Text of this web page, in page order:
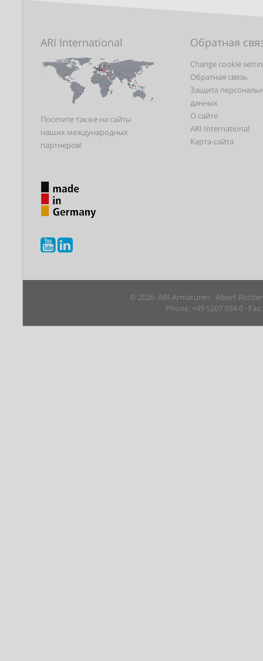
ARI International
Посетите также на сайты
наших международных
партнеров!
Обратная
Change cookie
Обратная связь
Защита
данных
О сайте
ARI International
Карта-сайта
© 2026 ARI-Armaturen · Albert
Phone: +49 5207 994-0 ·